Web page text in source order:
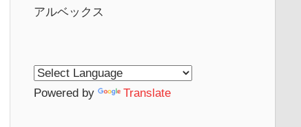
アルベックス
Powered by Translate